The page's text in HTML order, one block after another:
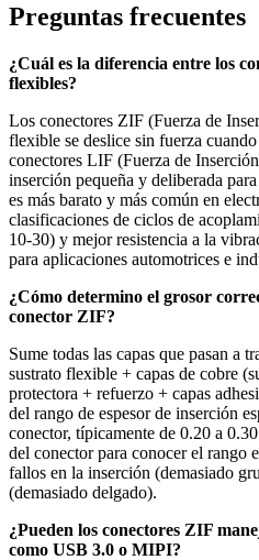
Preguntas frecuentes
¿Cuál es la diferencia entre los
flexibles?
Los conectores ZIF (Fuerza de
flexible se deslice sin fuerza
conectores LIF (Fuerza de
inserción pequeña y deliberada
es más barato y más común en
clasificaciones de ciclos de
10-30) y mejor resistencia a la
para aplicaciones automotrices e
¿Cómo determino el grosor
conector ZIF?
Sume todas las capas que pasan a
sustrato flexible + capas de cobre
protectora + refuerzo + capas
del rango de espesor de inserción
conector, típicamente de 0.20 a
del conector para conocer el rango
fallos en la inserción (demasiado
(demasiado delgado).
¿Pueden los conectores ZIF
como USB 3.0 o MIPI?